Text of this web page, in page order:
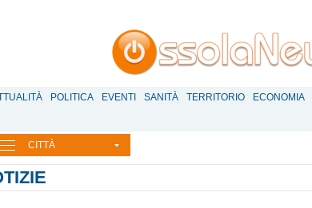
POLITICA EVENTI SANITÀ TERRITORIO ECONOMIA
CITTÀ